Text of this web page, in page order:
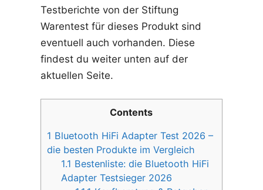
Testberichte von der Stiftung
Warentest für dieses Produkt sind
eventuell auch vorhanden. Diese
findest du weiter unten auf der
aktuellen Seite.
Contents
1 Bluetooth HiFi Adapter Test 2026 –
die besten Produkte im Vergleich
1.1 Bestenliste: die Bluetooth HiFi
Adapter Testsieger 2026